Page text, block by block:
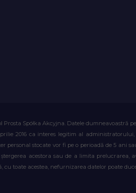
Prosta Spółka Akcyjna. Datele
2016 ca interes legitim al
personal stocate vor fi pe o perioadă de 5
acestora sau de a limita
toate acestea, nefurnizarea datelor poate